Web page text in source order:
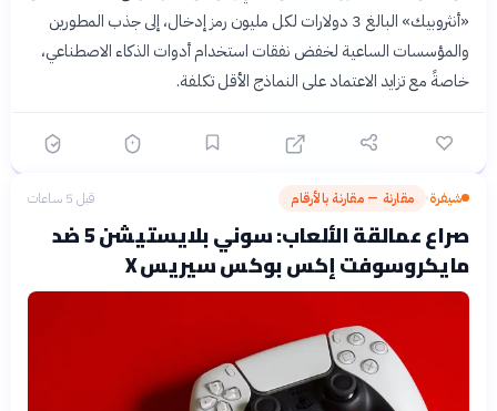
«أنثروبيك» البالغ 3 دولارات لكل مليون رمز إدخال، إلى جذب المطورين
والمؤسسات الساعية لخفض نفقات استخدام أدوات الذكاء الاصطناعي،
خاصةً مع تزايد الاعتماد على النماذج الأقل تكلفة.
شيفرة› مقارنة — مقارنة بالأرقام قبل 5 ساعات
صراع عمالقة الألعاب: سوني بلايستيشن 5 ضد
مايكروسوفت إكس بوكس سيريس X